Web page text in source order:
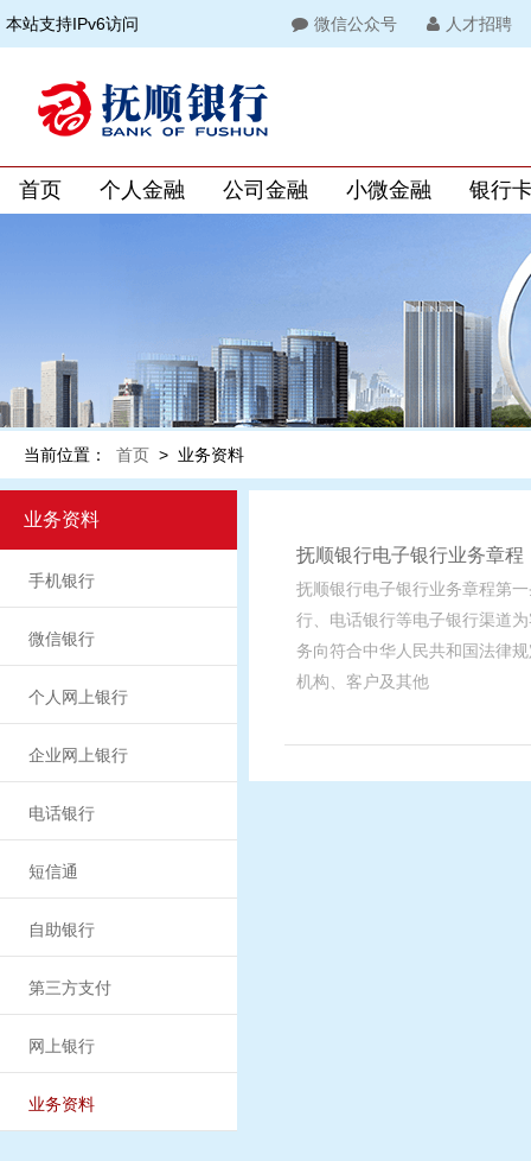
本站支持IPv6访问 微信公众号 人才招聘
首页 个人金融 公司金融 小微金融 银行
当前位置： 首页 > 业务资料
业务资料
手机银行
微信银行
个人网上银行
企业网上银行
电话银行
短信通
自助银行
第三方支付
网上银行
业务资料
抚顺银行电子银行业务章程
抚顺银行电子银行业务章程第
行、电话银行等电子银行渠道
务向符合中华人民共和国法律
机构、客户及其他